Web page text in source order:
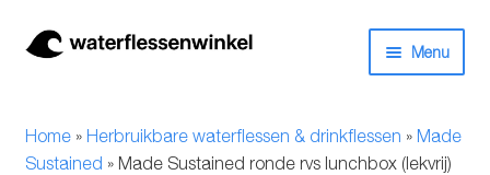
Ga
Ga
Menu
Bidons
Home» Herbruikbare waterflessen & drinkflessen » Made
Sustained » Made Sustained ronde rvs lunchbox (lekvrij)